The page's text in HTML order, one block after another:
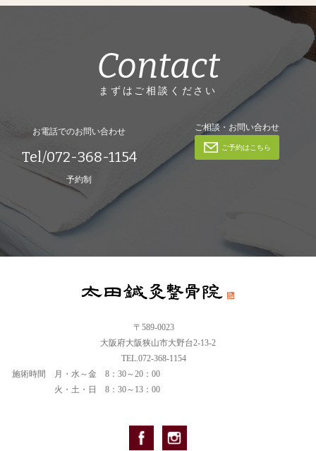
Contact
まずはご相談ください
お電話でのお問い合わせ
Tel/072-368-1154
予約制
ご相談・お問い合わせ
ご予約はこちら
〒589-0023
大阪府大阪狭山市大野台2-13-2
TEL.072-368-1154
施術時間
月・水～金 8：30～20：00
火・土・日 8：30～13：00